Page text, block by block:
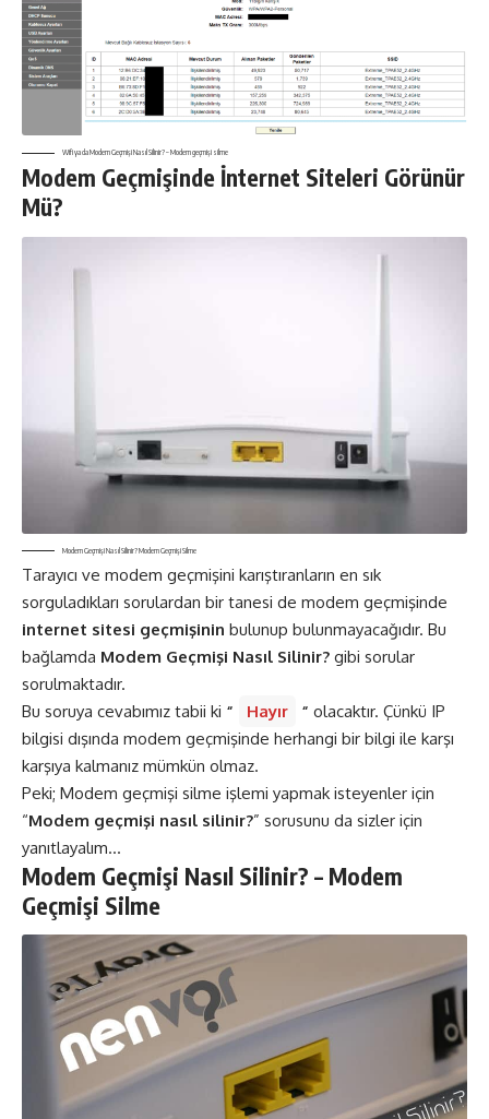
Wifi ya da Modem Geçmişi Nasıl Silinir? – Modem geçmişi silme
Modem Geçmişinde İnternet Siteleri Görünür
Mü?
Modem Geçmişi Nasıl Silinir? Modem Geçmişi Silme
Tarayıcı ve modem geçmişini karıştıranların en sık
sorguladıkları sorulardan bir tanesi de modem geçmişinde
internet sitesi geçmişinin bulunup bulunmayacağıdır. Bu
bağlamda Modem Geçmişi Nasıl Silinir? gibi sorular
sorulmaktadır.
Bu soruya cevabımız tabii ki “ Hayır “ olacaktır. Çünkü IP
bilgisi dışında modem geçmişinde herhangi bir bilgi ile karşı
karşıya kalmanız mümkün olmaz.
Peki; Modem geçmişi silme işlemi yapmak isteyenler için
“Modem geçmişi nasıl silinir?” sorusunu da sizler için
yanıtlayalım…
Modem Geçmişi Nasıl Silinir? – Modem
Geçmişi Silme